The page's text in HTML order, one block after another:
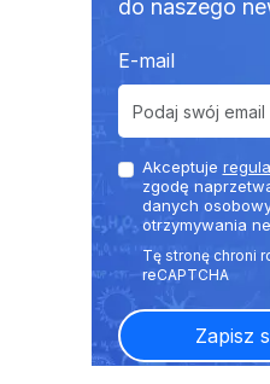
do naszego
E-mail
Akceptuje
zgodę
danych
otrzymywania